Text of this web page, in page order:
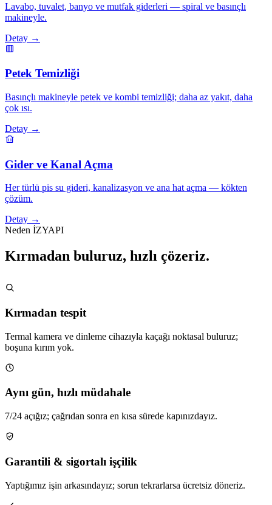
Lavabo, tuvalet, banyo ve mutfak giderleri — spiral ve basınçlı
makineyle.
Detay →
Petek Temizliği
Basınçlı makineyle petek ve kombi temizliği; daha az yakıt, daha
çok ısı.
Detay →
Gider ve Kanal Açma
Her türlü pis su gideri, kanalizasyon ve ana hat açma — kökten
çözüm.
Detay →
Neden İZYAPI
Kırmadan buluruz, hızlı çözeriz.
Kırmadan tespit
Termal kamera ve dinleme cihazıyla kaçağı noktasal buluruz;
boşuna kırım yok.
Aynı gün, hızlı müdahale
7/24 açığız; çağrıdan sonra en kısa sürede kapınızdayız.
Garantili & sigortalı işçilik
Yaptığımız işin arkasındayız; sorun tekrarlarsa ücretsiz döneriz.